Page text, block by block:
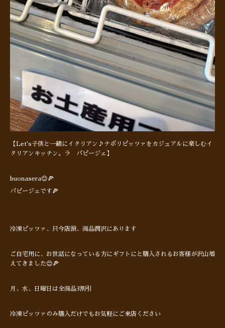
【Let's子供と一緒にイタリアン♪ナポリピッツァをカジュアルに楽しむイ
タリアンキッチン。ラ パピージェ】
buonasera😊🍕
パピージェです🍕
冷凍ピッツァ、只今店頭、商品潤沢にあります
ご自宅用に、お世話になっている方にギフトにと購入されるお客様が沢山増
えてきました😊🍕
月、水、日曜日は全商品3割引
冷凍ピッツァのみ購入だけでもお気軽にご来店ください